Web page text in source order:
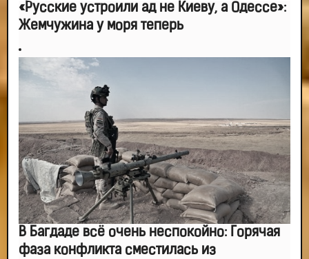
«Русские устроили ад не Киеву, а Одессе»:
Жемчужина у моря теперь
В Багдаде всё очень неспокойно: Горячая
фаза конфликта сместилась из